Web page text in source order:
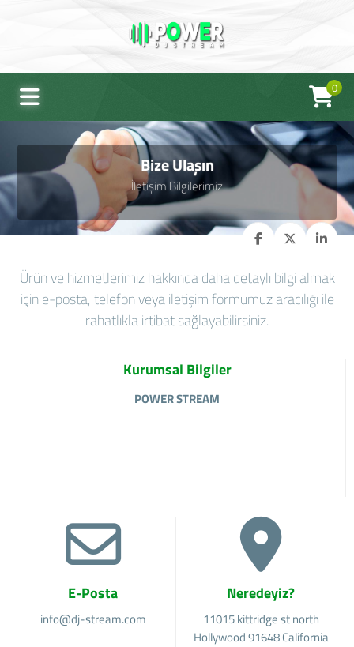
0
Bize Ulaşın
İletişim Bilgilerimiz
Ürün ve hizmetlerimiz hakkında daha detaylı bilgi almak
için e-posta, telefon veya iletişim formumuz aracılığı ile
rahatlıkla irtibat sağlayabilirsiniz.
Kurumsal Bilgiler
POWER STREAM
E-Posta
info@dj-stream.com
Neredeyiz?
11015 kittridge st north
Hollywood 91648 California